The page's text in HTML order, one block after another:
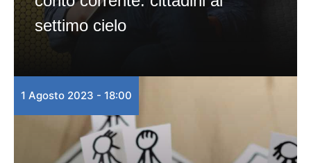
settimo cielo
1 Agosto 2023 - 18:00